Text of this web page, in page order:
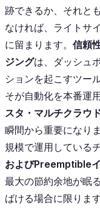
跡できるか、それと
なければ、ライトサ
に留まります。 信頼
ジングは、ダッシュ
ションを起こすツー
そが自動化を本番運
スタ・マルチクラウ
瞬間から重要になり
規模で運用している
およびPreemptible
最大の節約余地が眠
ばける場合に限ります